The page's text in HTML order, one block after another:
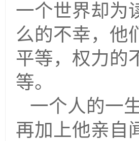
一个世界却为
么的不幸，他
平等，权力的
等。
一个人的一
再加上他亲自